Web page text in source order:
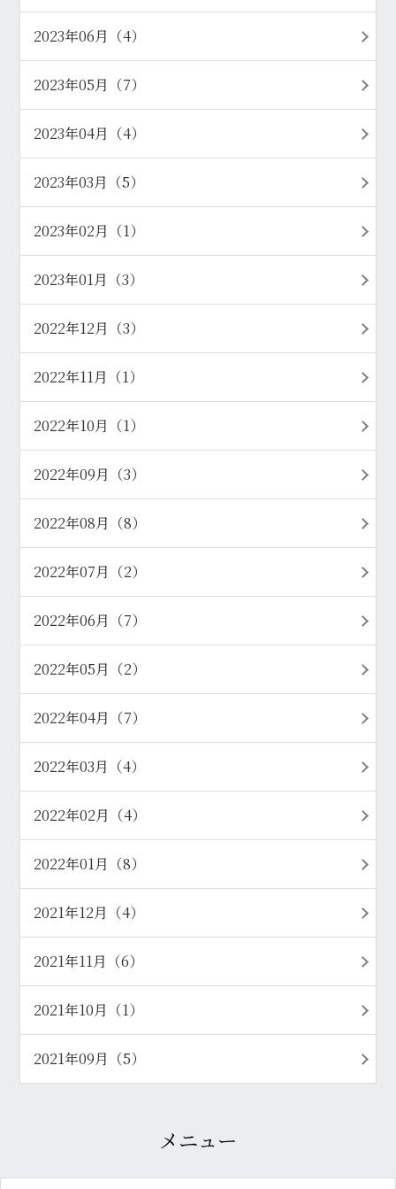
2023年06月（4）
2023年05月（7）
2023年04月（4）
2023年03月（5）
2023年02月（1）
2023年01月（3）
2022年12月（3）
2022年11月（1）
2022年10月（1）
2022年09月（3）
2022年08月（8）
2022年07月（2）
2022年06月（7）
2022年05月（2）
2022年04月（7）
2022年03月（4）
2022年02月（4）
2022年01月（8）
2021年12月（4）
2021年11月（6）
2021年10月（1）
2021年09月（5）
メニュー